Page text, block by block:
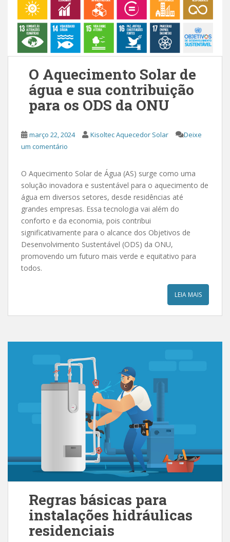
O Aquecimento Solar de
água e sua contribuição
para os ODS da ONU
março 22, 2024 Kisoltec Aquecedor Solar
Deixe
um comentário
O Aquecimento Solar de Água (AS) surge como uma
solução inovadora e sustentável para o aquecimento de
água em diversos setores, desde residências até
grandes empresas. Essa tecnologia vai além do
conforto e da economia, pois contribui
significativamente para o alcance dos Objetivos de
Desenvolvimento Sustentável (ODS) da ONU,
promovendo um futuro mais verde e equitativo para
todos.
LEIA MAIS
Regras básicas para
instalações hidráulicas
residenciais